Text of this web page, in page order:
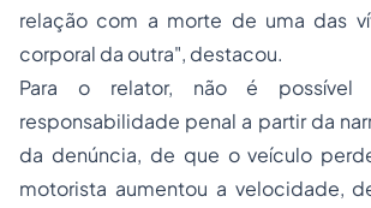
relação com a morte de uma das
corporal da outra", destacou.
Para o relator, não é possível
responsabilidade penal a partir da
da denúncia, de que o veículo
motorista aumentou a velocidade,